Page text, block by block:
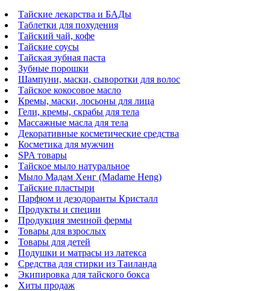
Тайские лекарства и БАДы
Таблетки для похудения
Тайский чай, кофе
Тайские соусы
Тайская зубная паста
Зубные порошки
Шампуни, маски, сыворотки для волос
Тайское кокосовое масло
Кремы, маски, лосьоны для лица
Гели, кремы, скрабы для тела
Массажные масла для тела
Декоративные косметические средства
Косметика для мужчин
SPA товары
Тайское мыло натуральное
Мыло Мадам Хенг (Madame Heng)
Тайские пластыри
Парфюм и дезодоранты Кристалл
Продукты и специи
Продукция змеиной фермы
Товары для взрослых
Товары для детей
Подушки и матрасы из латекса
Средства для стирки из Таиланда
Экипировка для тайского бокса
Хиты продаж